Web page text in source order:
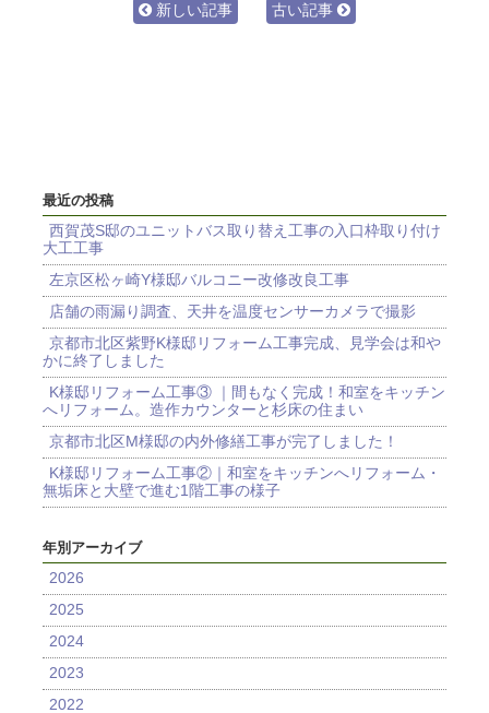
新しい記事 古い記事
最近の投稿
西賀茂S邸のユニットバス取り替え工事の入口枠取り付け
大工工事
左京区松ヶ崎Y様邸バルコニー改修改良工事
店舗の雨漏り調査、天井を温度センサーカメラで撮影
京都市北区紫野K様邸リフォーム工事完成、見学会は和や
かに終了しました
K様邸リフォーム工事③ ｜間もなく完成！和室をキッチン
へリフォーム。造作カウンターと杉床の住まい
京都市北区M様邸の内外修繕工事が完了しました！
K様邸リフォーム工事②｜和室をキッチンへリフォーム・
無垢床と大壁で進む1階工事の様子
年別アーカイブ
2026
2025
2024
2023
2022